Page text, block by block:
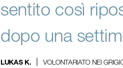
sentito così
dopo una
LUKAS K. VOLONTARIATO NEI